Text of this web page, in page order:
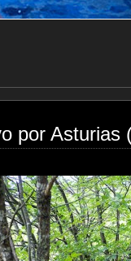
por Asturias